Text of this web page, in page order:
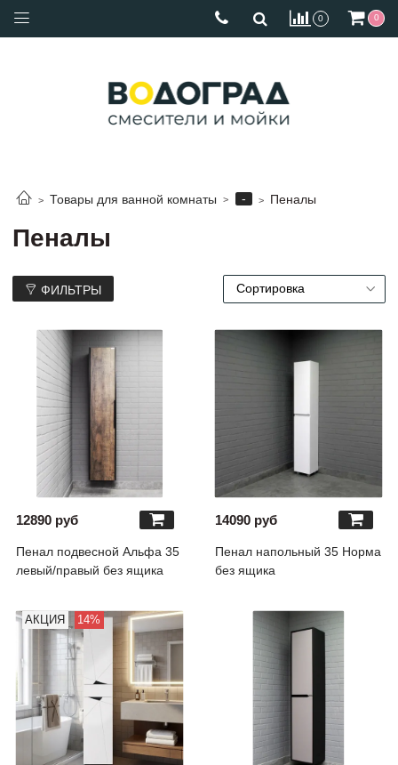
0 0
Товары для ванной комнаты - Пеналы
Пеналы
ФИЛЬТРЫ
12890 руб
Пенал подвесной Альфа 35
левый/правый без ящика
14090 руб
Пенал напольный 35 Норма
без ящика
АКЦИЯ 14%